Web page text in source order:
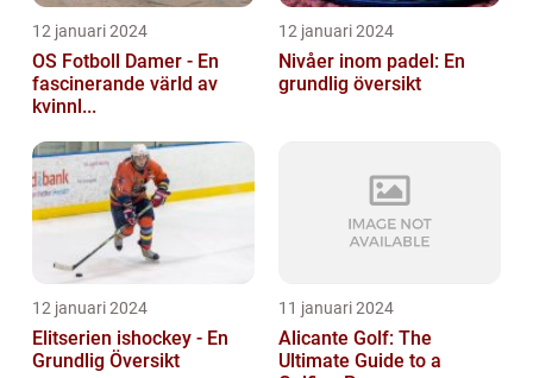
12 januari 2024
OS Fotboll Damer - En
fascinerande värld av
kvinnl...
12 januari 2024
Nivåer inom padel: En
grundlig översikt
12 januari 2024
Elitserien ishockey - En
Grundlig Översikt
11 januari 2024
Alicante Golf: The
Ultimate Guide to a